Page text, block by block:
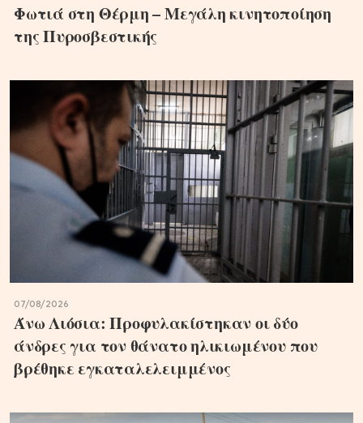
Φωτιά στη Θέρμη – Μεγάλη κινητοποίηση
της Πυροσβεστικής
07/08/2026
Άνω Λιόσια: Προφυλακίστηκαν οι δύο
άνδρες για τον θάνατο ηλικιωμένου που
βρέθηκε εγκαταλελειμμένος